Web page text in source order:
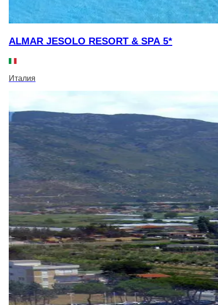
ALMAR JESOLO RESORT & SPA 5*
Италия